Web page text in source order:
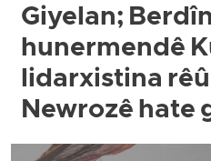
Giyelan;
hunermendê
lidarxistina
Newrozê hate